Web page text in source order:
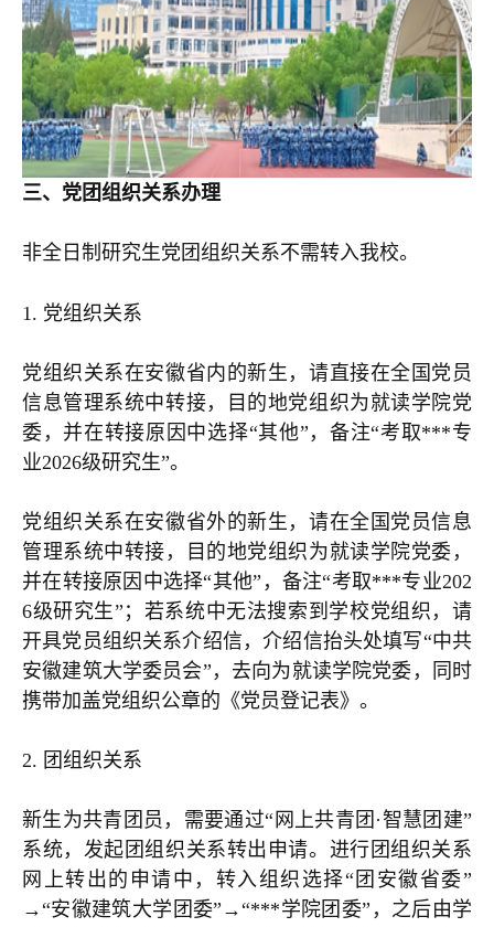
三、党团组织关系办理
非全日制研究生党团组织关系不需转入我校。
1. 党组织关系
党组织关系在安徽省内的新生，请直接在全国党员
信息管理系统中转接，目的地党组织为就读学院党
委，并在转接原因中选择“其他”，备注“考取***专
业2026级研究生”。
党组织关系在安徽省外的新生，请在全国党员信息
管理系统中转接，目的地党组织为就读学院党委，
并在转接原因中选择“其他”，备注“考取***专业202
6级研究生”；若系统中无法搜索到学校党组织，请
开具党员组织关系介绍信，介绍信抬头处填写“中共
安徽建筑大学委员会”，去向为就读学院党委，同时
携带加盖党组织公章的《党员登记表》。
2. 团组织关系
新生为共青团员，需要通过“网上共青团·智慧团建”
系统，发起团组织关系转出申请。进行团组织关系
网上转出的申请中，转入组织选择“团安徽省委”
→“安徽建筑大学团委”→“***学院团委”，之后由学